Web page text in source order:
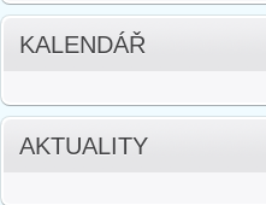
KALENDÁŘ
AKTUALITY